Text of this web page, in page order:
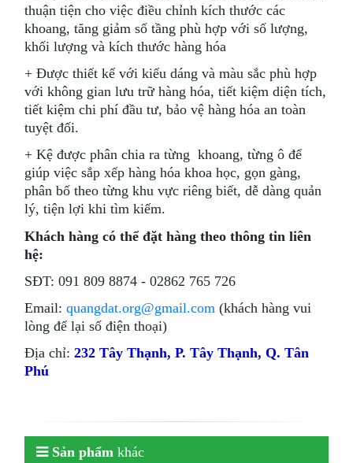
thuận tiện cho việc điều chỉnh kích thước các
khoang, tăng giảm số tầng phù hợp với số lượng,
khối lượng và kích thước hàng hóa
+ Được thiết kế với kiểu dáng và màu sắc phù hợp
với không gian lưu trữ hàng hóa, tiết kiệm diện tích,
tiết kiệm chi phí đầu tư, bảo vệ hàng hóa an toàn
tuyệt đối.
+ Kệ được phân chia ra từng khoang, từng ô để
giúp việc sắp xếp hàng hóa khoa học, gọn gàng,
phân bố theo từng khu vực riêng biết, dễ dàng quản
lý, tiện lợi khi tìm kiếm.
Khách hàng có thể đặt hàng theo thông tin liên
hệ:
SĐT: 091 809 8874 - 02862 765 726
Email:quangdat.org@gmail.com (khách hàng vui
lòng để lại số điện thoại)
Địa chỉ:232 Tây Thạnh, P. Tây Thạnh, Q. Tân
Phú
Sản phẩm khác